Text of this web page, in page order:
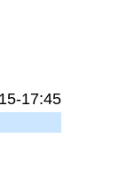
17:45